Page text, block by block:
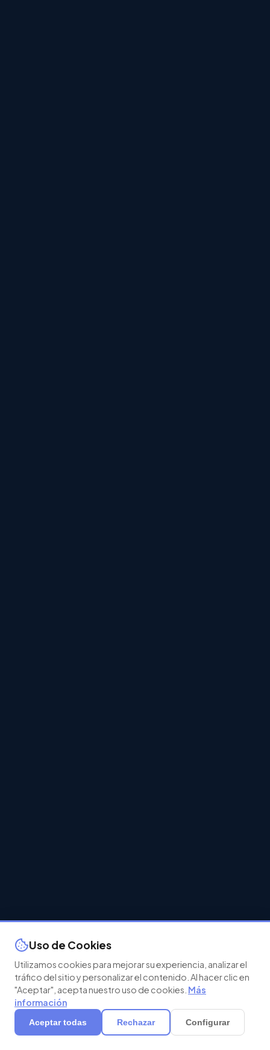
Agenda tu demo
Uso de Cookies
Utilizamos cookies para mejorar su experiencia, analizar el
tráfico del sitio y personalizar el contenido. Al hacer clic en
"Aceptar", acepta nuestro uso de cookies. Más
información
Aceptar todas Rechazar Configurar